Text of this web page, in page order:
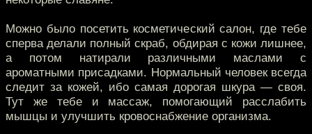
Можно было посетить косметический салон, где тебе
сперва делали полный скраб, обдирая с кожи лишнее,
а потом натирали различными маслами c
ароматными присадками. Нормальный человек всегда
следит за кожей, ибо самая дорогая шкура — своя.
Тут же тебе и массаж, помогающий расслабить
мышцы и улучшить кровоснабжение организма.